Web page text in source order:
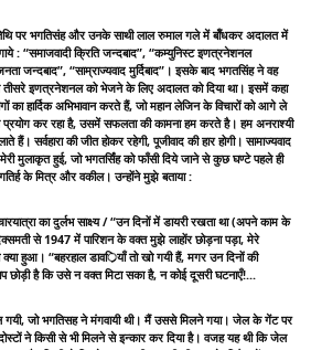
पर भगतिसंह और उनके साथी लाल रुमाल गले में बॉँधकर अदालत में
: “समाजवादी क्रिति जन्दबाद”, “कम्युनिस्ट इणत्रनेशनल
जन्दबाद”, “साम्राज्यवाद मुर्दिबाद”। इसके बाद भगतसिंह ने वह
तीसरे इणत्रनेशनल को भेजने के लिए अदालत को दिया था। इसमें कहा
का हार्दिक अभिभावान करते हैं, जो महान लेजिन के विचारों को आगे ले
कर रहा है, उसमें सफलता की कामना हम करते है। हम अनराश्यी
सर्वहारा की जीत होकर रहेगी, पूजीवाद की हार होगी। सामाज्यवाद
मुलाकृत हुई, जो भगतर्सिंह को फाँसी दिये जाने से कुछ घण्टे पहले ही
के मित्र और वकील। उन्होंने मुझे बताया :
का दुर्लभ साक्ष्य / “उन दिनों में डायरी रखता था (अपने काम के
से 1947 में पारिशन के वक्त मुझे लाहोंर छोड़ना पड़ा, मेरे
हुआ। “बहरहाल डावर्ियाँ तो खो गयी हैं, मगर उन दिनों की
छोड़ी है कि उसे न वक्त मिटा सका है, न कोई दूसरी घटनाएँ!...
गयी, जो भगतिसह ने मंगवायी थी। मैं उससे मिलने गया। जेल के गेंट पर
ने किसी से भी मिलने से इन्कार कर दिया है। वजह यह थी कि जेल